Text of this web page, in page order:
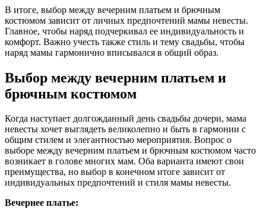
В итоге, выбор между вечерним платьем и брючным
костюмом зависит от личных предпочтений мамы невесты.
Главное, чтобы наряд подчеркивал ее индивидуальность и
комфорт. Важно учесть также стиль и тему свадьбы, чтобы
наряд мамы гармонично вписывался в общий образ.
Выбор между вечерним платьем и
брючным костюмом
Когда наступает долгожданный день свадьбы дочери, мама
невесты хочет выглядеть великолепно и быть в гармонии с
общим стилем и элегантностью мероприятия. Вопрос о
выборе между вечерним платьем и брючным костюмом часто
возникает в голове многих мам. Оба варианта имеют свои
преимущества, но выбор в конечном итоге зависит от
индивидуальных предпочтений и стиля мамы невесты.
Вечернее платье: